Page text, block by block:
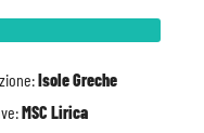
Isole Greche
MSC Lirica